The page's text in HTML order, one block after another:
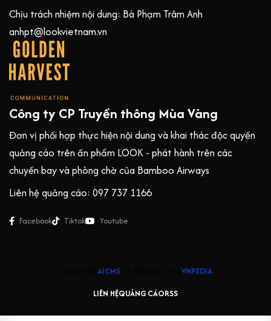
Chịu trách nhiệm nội dung: Bà Phạm Trâm Anh
anhpt@lookvietnam.vn
Công ty CP Truyền thông Mùa Vàng
Đơn vị phối hợp thực hiện nội dung và khai thác độc quyền
quảng cáo trên ấn phẩm LOOK - phát hành trên các
chuyến bay và phòng chờ của Bamboo Airways
Liên hệ quảng cáo: 097 737 1166
Facebook Tiktok Youtube
AICMS- A PRODUCT OF VNPEDIA
LIÊN HỆQUẢNG CÁORSS